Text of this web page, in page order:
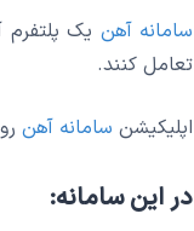
سامانه آهن یک پلتفرم
تعامل کنند.
اپلیکیشن سامانه آهن
در این سامانه: